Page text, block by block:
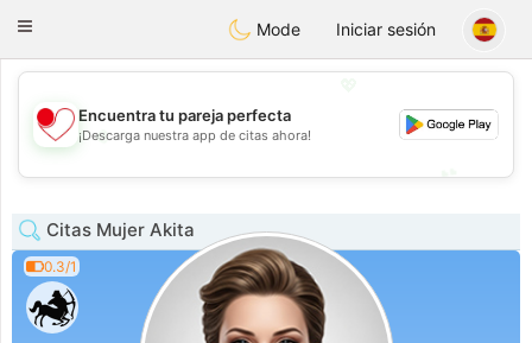
日本Chat
Toggle
Mode Iniciar sesión
💖
💕
Encuentra tu pareja perfecta
¡Descarga nuestra app de citas ahora!
Citas Mujer Akita
0.3/1